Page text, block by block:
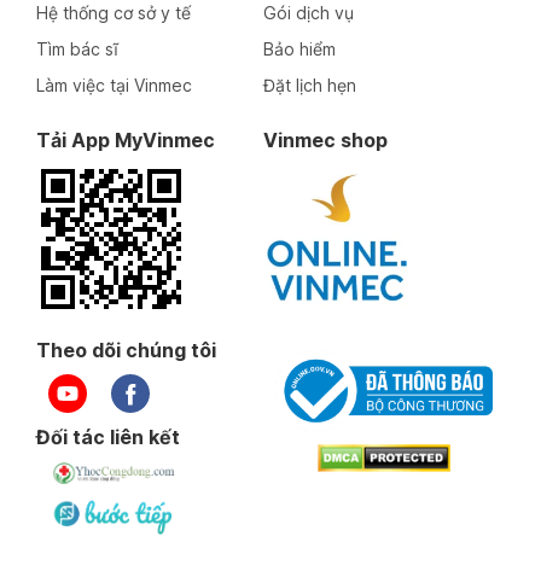
Hệ thống cơ sở y tế
Tìm bác sĩ
Làm việc tại Vinmec
Gói dịch vụ
Bảo hiểm
Đặt lịch hẹn
Tải App MyVinmec Vinmec shop
Theo dõi chúng tôi
Đối tác liên kết